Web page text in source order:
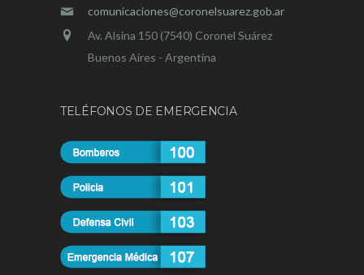
comunicaciones@coronelsuarez.gob.ar
Av. Alsina 150 (7540) Coronel Suárez
Buenos Aires - Argentina
TELÉFONOS DE EMERGENCIA